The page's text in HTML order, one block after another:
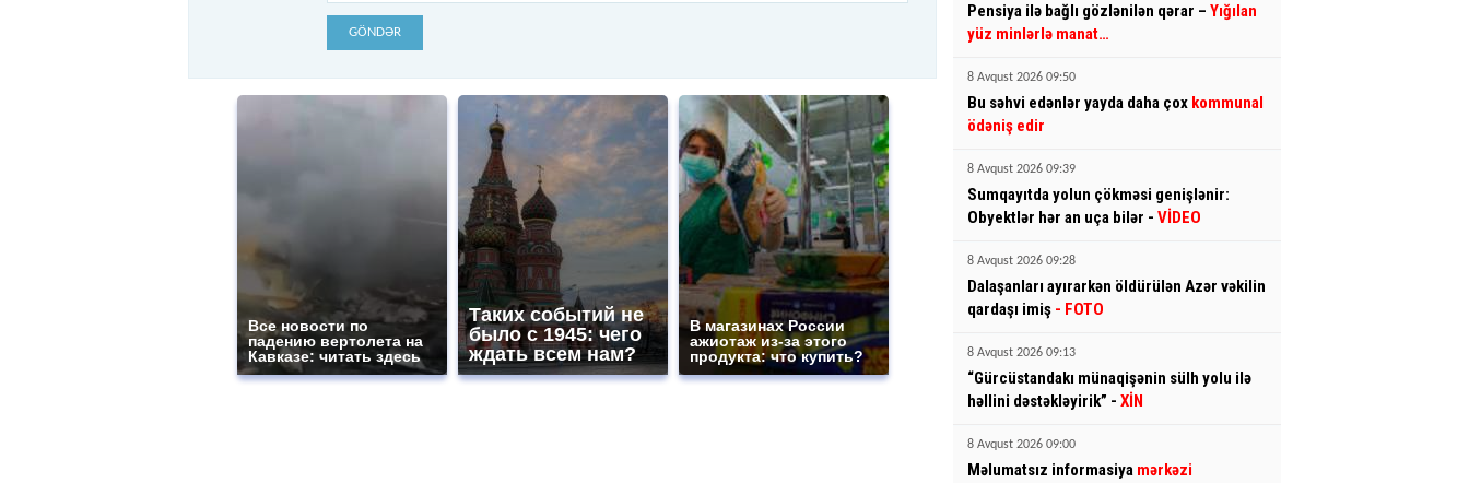
GÖNDƏR
Все новости по
падению вертолета на
Кавказе: читать здесь
Таких событий не
было с 1945: чего
ждать всем нам?
В магазинах России
ажиотаж из-за этого
продукта: что купить?
Pensiya ilə bağlı gözlənilən qərar – Yığılan
yüz minlərlə manat…
8 Avqust 2026 09:50
Bu səhvi edənlər yayda daha çox kommunal
ödəniş edir
8 Avqust 2026 09:39
Sumqayıtda yolun çökməsi genişlənir:
Obyektlər hər an uça bilər - VİDEO
8 Avqust 2026 09:28
Dalaşanları ayırarkən öldürülən Azər vəkilin
qardaşı imiş - FOTO
8 Avqust 2026 09:13
“Gürcüstandakı münaqişənin sülh yolu ilə
həllini dəstəkləyirik” - XİN
8 Avqust 2026 09:00
Məlumatsız informasiya mərkəzi